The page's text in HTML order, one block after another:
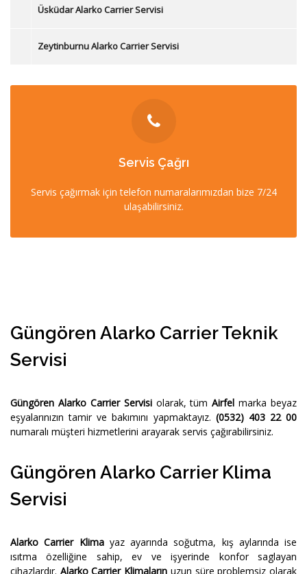
Üsküdar Alarko Carrier Servisi
Zeytinburnu Alarko Carrier Servisi
Servis Çağrı
Servis çağırmak için telefon numaralarımızdan bize 7/24
ulaşabilirsiniz.
İLETİŞİM
0212 358 57 57
0532 403 22 00 (7/24)
Güngören Alarko Carrier Teknik
Servisi
Güngören Alarko Carrier Servisiolarak, tümAirfel marka beyaz
eşyalarınızın tamir ve bakımını yapmaktayız. (0532) 403 22 00
numaralı müşteri hizmetlerini arayarak servis çağırabilirsiniz.
Güngören Alarko Carrier Klima
Servisi
Alarko Carrier Klimayaz ayarında soğutma, kış aylarında ise
ısıtma özelliğine sahip, ev ve işyerinde konfor saglayan
cihazlardır. Alarko Carrier Klimaların uzun süre problemsiz olarak